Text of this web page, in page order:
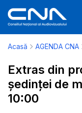
Acasă AGENDA CNA
Extras din
ședinței de
10:00